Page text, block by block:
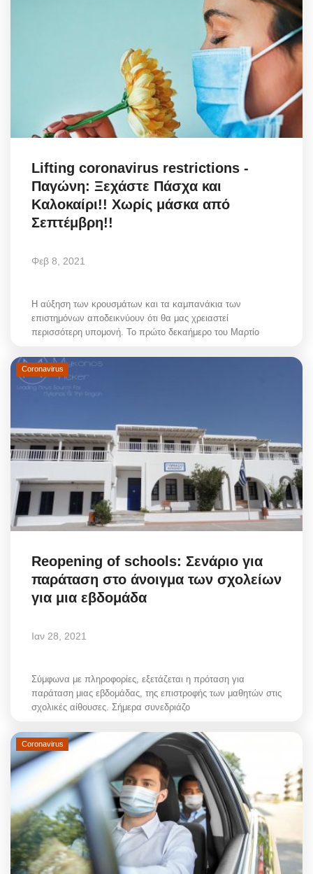
Lifting coronavirus restrictions -
Παγώνη: Ξεχάστε Πάσχα και
Καλοκαίρι!! Χωρίς μάσκα από
Σεπτέμβρη!!
Φεβ 8, 2021
Η αύξηση των κρουσμάτων και τα καμπανάκια των
επιστημόνων αποδεικνύουν ότι θα μας χρειαστεί
περισσότερη υπομονή. Το πρώτο δεκαήμερο του Μαρτίο
Coronavirus
Reopening of schools: Σενάριο για
παράταση στο άνοιγμα των σχολείων
για μια εβδομάδα
Ιαν 28, 2021
Σύμφωνα με πληροφορίες, εξετάζεται η πρόταση για
παράταση μιας εβδομάδας, της επιστροφής των μαθητών στις
σχολικές αίθουσες. Σήμερα συνεδριάζο
Coronavirus